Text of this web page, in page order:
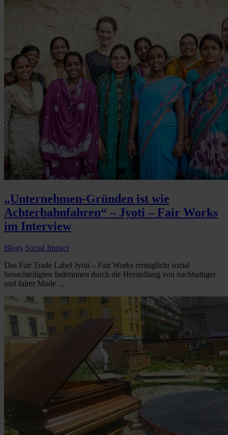
„Unternehmen-Gründen ist wie
Achterbahnfahren“ – Jyoti – Fair Works
im Interview
Blogs Social Impact
Das Fair Trade Label Jyoti – Fair Works ermöglicht sozial
benachteiligten Inderinnen durch die Herstellung von nachhaltiger
und fairer Mode ...